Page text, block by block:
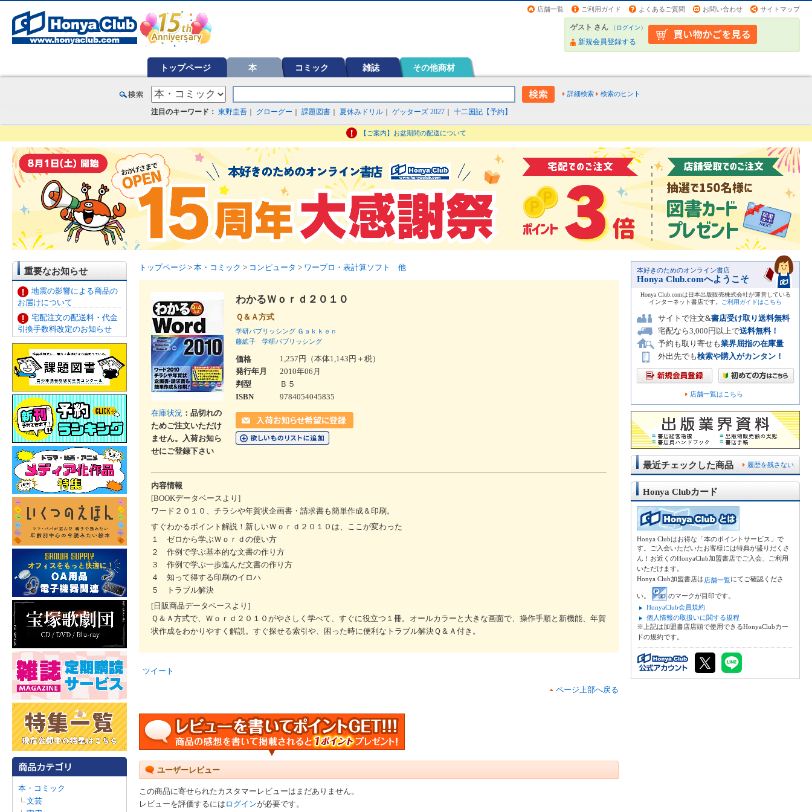
店舗一覧 ご利用ガイド よくあるご質問 お問い合わせ サイトマップ
ゲスト さん （ログイン）
新規会員登録する
トップページ 本 コミック 雑誌 その他商材
詳細検索 検索のヒント
注目のキーワード： 東野圭吾 グローグー 課題図書 夏休みドリル ゲッターズ 2027 十二国記【予約】
【ご案内】お盆期間の配送について
重要なお知らせ
地震の影響による商品の
お届けについて
宅配注文の配送料・代金
引換手数料改定のお知らせ
本・コミック
文芸
トップページ > 本・コミック > コンピュータ > ワープロ・表計算ソフト 他
在庫状況 ：品切れの
ためご注文いただけ
ません。入荷お知ら
せにご登録下さい
わかるＷｏｒｄ２０１０
Ｑ＆Ａ方式
学研パブリッシング Ｇａｋｋｅｎ
藤絋子
学研パブリッシング
価格
1,257円（本体1,143円＋税）
発行年月
2010年06月
判型
Ｂ５
ISBN
9784054045835
内容情報
[BOOKデータベースより]
ワード２０１０、チラシや年賀状企画書・請求書も簡単作成＆印刷。
すぐわかるポイント解説！新しいＷｏｒｄ２０１０は、ここが変わった
１ ゼロから学ぶＷｏｒｄの使い方
２ 作例で学ぶ基本的な文書の作り方
３ 作例で学ぶ一歩進んだ文書の作り方
４ 知って得する印刷のイロハ
５ トラブル解決
[日販商品データベースより]
Ｑ＆Ａ方式で、Ｗｏｒｄ２０１０がやさしく学べて、すぐに役立つ１冊。オールカラーと大きな画面で、操作手順と新機能、年賀
状作成をわかりやすく解説。すぐ探せる索引や、困った時に便利なトラブル解決Ｑ＆Ａ付き。
ツイート
ページ上部へ戻る
ユーザーレビュー
この商品に寄せられたカスタマーレビューはまだありません。
レビューを評価するには ログインが必要です。
本好きのためのオンライン書店
Honya Club.comへようこそ
Honya Club.comは日本出版販売株式会社が運営している
インターネット書店です。
ご利用ガイドはこちら
サイトで注文&書店受け取り送料無料
宅配なら3,000円以上で送料無料！
予約も取り寄せも業界屈指の在庫量
外出先でも検索や購入がカンタン！
店舗一覧はこちら
履歴を残さない
最近チェックした商品
Honya Clubカード
Honya Clubはお得な「本のポイントサービス」で
す。ご入会いただいたお客様には特典が盛りだくさ
ん！お近くのHonyaClub加盟書店でご入会、ご利用
いただけます。
Honya Club加盟書店は店舗一覧にてご確認くださ
い。
のマークが目印です。
HonyaClub会員規約
個人情報の取扱いに関する規程
※上記は加盟書店店頭で使用できるHonyaClubカー
ドの規約です。